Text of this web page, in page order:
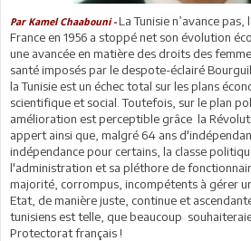
Par Kamel Chaabouni -La Tunisie n’avance
France en 1956 a stoppé net son évolution
une avancée en matière des droits des
santé imposés par le despote-éclairé
la Tunisie est un échec total sur les plans
scientifique et social. Toutefois, sur le plan
amélioration est perceptible grâce la
appert ainsi que, malgré 64 ans
indépendance pour certains, la classe
l'administration et sa pléthore de
majorité, corrompus, incompétents à gérer
Etat, de manière juste, continue et
tunisiens est telle, que beaucoup
Protectorat français !